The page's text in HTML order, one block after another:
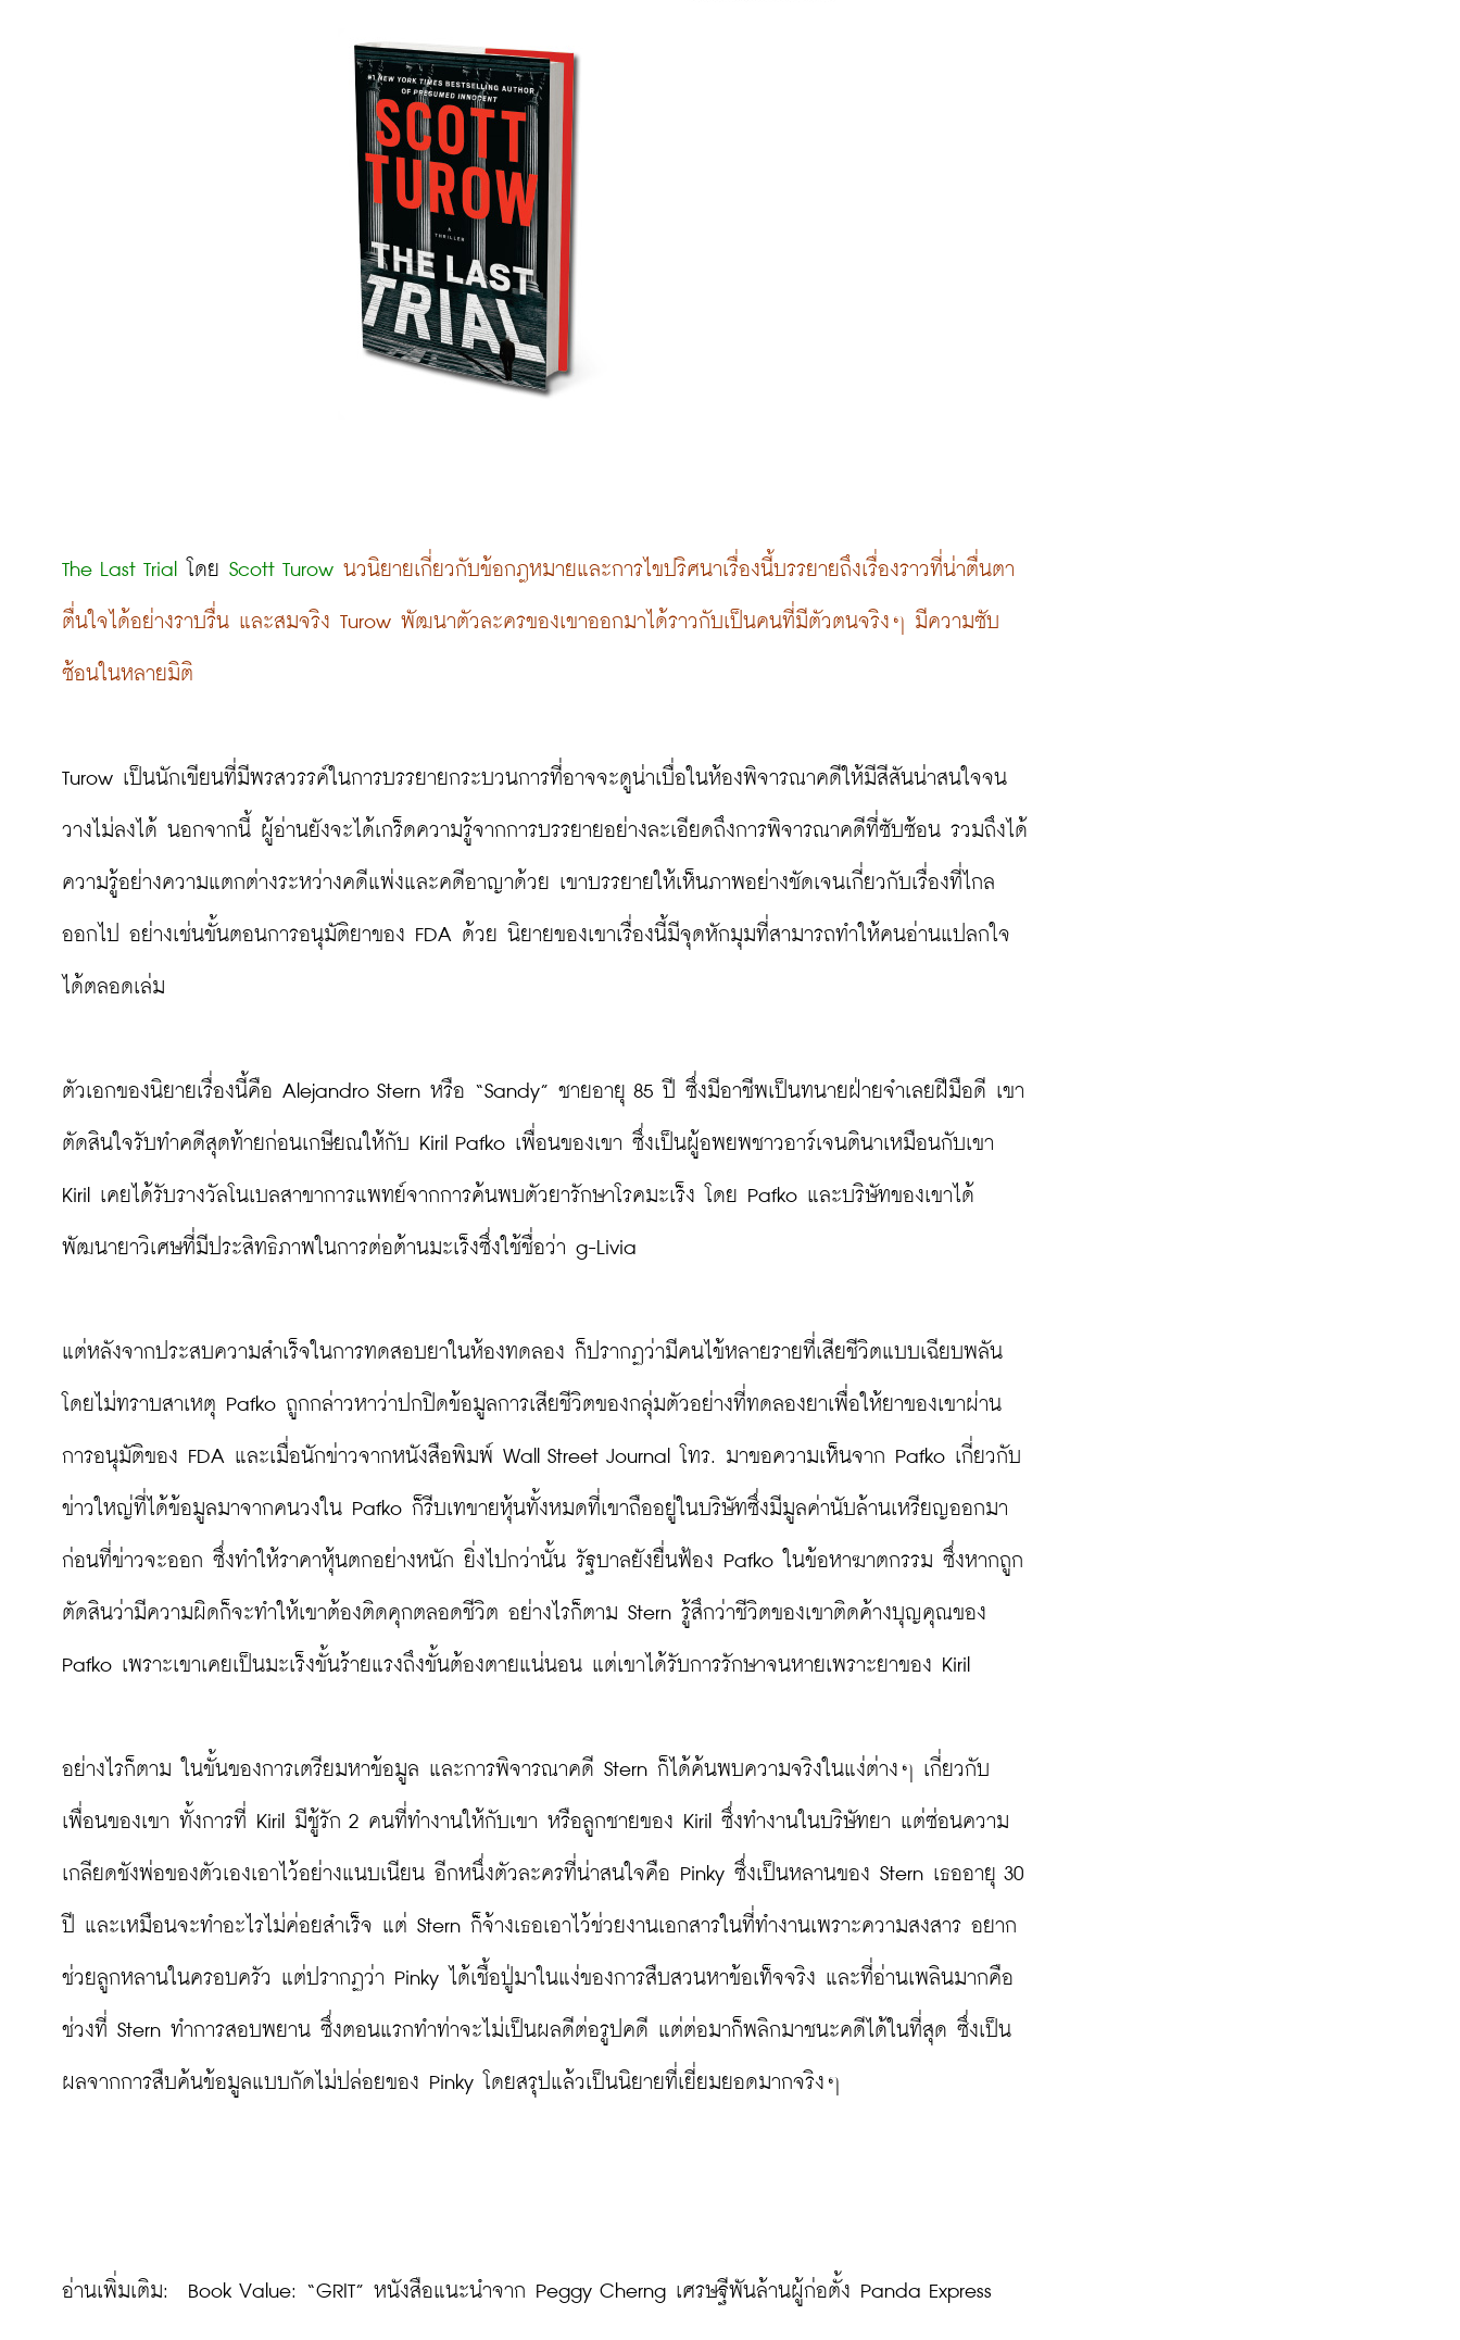
The Last Trial โดย Scott Turow นวนิยายเกี่ยวกับข้อกฎหมายและการไขปริศนาเรื่องนี้บรรยายถึงเรื่องราวที่น่าตื่นตา
ตื่นใจได้อย่างราบรื่น และสมจริง Turow พัฒนาตัวละครของเขาออกมาได้ราวกับเป็นคนที่มีตัวตนจริงๆ มีความซับ
ซ้อนในหลายมิติ
Turow เป็นนักเขียนที่มีพรสวรรค์ในการบรรยายกระบวนการที่อาจจะดูน่าเบื่อในห้องพิจารณาคดีให้มีสีสันน่าสนใจจน
วางไม่ลงได้ นอกจากนี้ ผู้อ่านยังจะได้เกร็ดความรู้จากการบรรยายอย่างละเอียดถึงการพิจารณาคดีที่ซับซ้อน รวมถึงได้
ความรู้อย่างความแตกต่างระหว่างคดีแพ่งและคดีอาญาด้วย เขาบรรยายให้เห็นภาพอย่างชัดเจนเกี่ยวกับเรื่องที่ไกล
ออกไป อย่างเช่นขั้นตอนการอนุมัติยาของ FDA ด้วย นิยายของเขาเรื่องนี้มีจุดหักมุมที่สามารถทำให้คนอ่านแปลกใจ
ได้ตลอดเล่ม
ตัวเอกของนิยายเรื่องนี้คือ Alejandro Stern หรือ “Sandy” ชายอายุ 85 ปี ซึ่งมีอาชีพเป็นทนายฝ่ายจำเลยฝีมือดี เขา
ตัดสินใจรับทำคดีสุดท้ายก่อนเกษียณให้กับ Kiril Pafko เพื่อนของเขา ซึ่งเป็นผู้อพยพชาวอาร์เจนตินาเหมือนกับเขา
Kiril เคยได้รับรางวัลโนเบลสาขาการแพทย์จากการค้นพบตัวยารักษาโรคมะเร็ง โดย Pafko และบริษัทของเขาได้
พัฒนายาวิเศษที่มีประสิทธิภาพในการต่อต้านมะเร็งซึ่งใช้ชื่อว่า g-Livia
แต่หลังจากประสบความสำเร็จในการทดสอบยาในห้องทดลอง ก็ปรากฏว่ามีคนไข้หลายรายที่เสียชีวิตแบบเฉียบพลัน
โดยไม่ทราบสาเหตุ Pafko ถูกกล่าวหาว่าปกปิดข้อมูลการเสียชีวิตของกลุ่มตัวอย่างที่ทดลองยาเพื่อให้ยาของเขาผ่าน
การอนุมัติของ FDA และเมื่อนักข่าวจากหนังสือพิมพ์ Wall Street Journal โทร. มาขอความเห็นจาก Pafko เกี่ยวกับ
ข่าวใหญ่ที่ได้ข้อมูลมาจากคนวงใน Pafko ก็รีบเทขายหุ้นทั้งหมดที่เขาถืออยู่ในบริษัทซึ่งมีมูลค่านับล้านเหรียญออกมา
ก่อนที่ข่าวจะออก ซึ่งทำให้ราคาหุ้นตกอย่างหนัก ยิ่งไปกว่านั้น รัฐบาลยังยื่นฟ้อง Pafko ในข้อหาฆาตกรรม ซึ่งหากถูก
ตัดสินว่ามีความผิดก็จะทำให้เขาต้องติดคุกตลอดชีวิต อย่างไรก็ตาม Stern รู้สึกว่าชีวิตของเขาติดค้างบุญคุณของ
Pafko เพราะเขาเคยเป็นมะเร็งขั้นร้ายแรงถึงขั้นต้องตายแน่นอน แต่เขาได้รับการรักษาจนหายเพราะยาของ Kiril
อย่างไรก็ตาม ในขั้นของการเตรียมหาข้อมูล และการพิจารณาคดี Stern ก็ได้ค้นพบความจริงในแง่ต่างๆ เกี่ยวกับ
เพื่อนของเขา ทั้งการที่ Kiril มีชู้รัก 2 คนที่ทำงานให้กับเขา หรือลูกชายของ Kiril ซึ่งทำงานในบริษัทยา แต่ซ่อนความ
เกลียดชังพ่อของตัวเองเอาไว้อย่างแนบเนียน อีกหนึ่งตัวละครที่น่าสนใจคือ Pinky ซึ่งเป็นหลานของ Stern เธออายุ 30
ปี และเหมือนจะทำอะไรไม่ค่อยสำเร็จ แต่ Stern ก็จ้างเธอเอาไว้ช่วยงานเอกสารในที่ทำงานเพราะความสงสาร อยาก
ช่วยลูกหลานในครอบครัว แต่ปรากฏว่า Pinky ได้เชื้อปู่มาในแง่ของการสืบสวนหาข้อเท็จจริง และที่อ่านเพลินมากคือ
ช่วงที่ Stern ทำการสอบพยาน ซึ่งตอนแรกทำท่าจะไม่เป็นผลดีต่อรูปคดี แต่ต่อมาก็พลิกมาชนะคดีได้ในที่สุด ซึ่งเป็น
ผลจากการสืบค้นข้อมูลแบบกัดไม่ปล่อยของ Pinky โดยสรุปแล้วเป็นนิยายที่เยี่ยมยอดมากจริงๆ
อ่านเพิ่มเติม: Book Value: “GRIT” หนังสือแนะนำจาก Peggy Cherng เศรษฐีพันล้านผู้ก่อตั้ง Panda Express